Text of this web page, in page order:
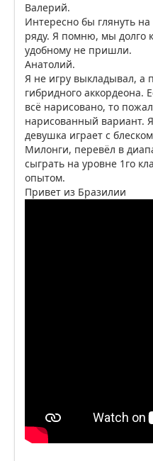
Валерий.
Интересно бы глянуть
ряду. Я помню, мы долго
удобному не пришли.
Анатолий.
Я не игру выкладывал, а
гибридного аккордеона.
всё нарисовано, то
нарисованный вариант.
девушка играет с
Милонги, перевёл в
сыграть на уровне 1го
опытом.
Привет из Бразилии